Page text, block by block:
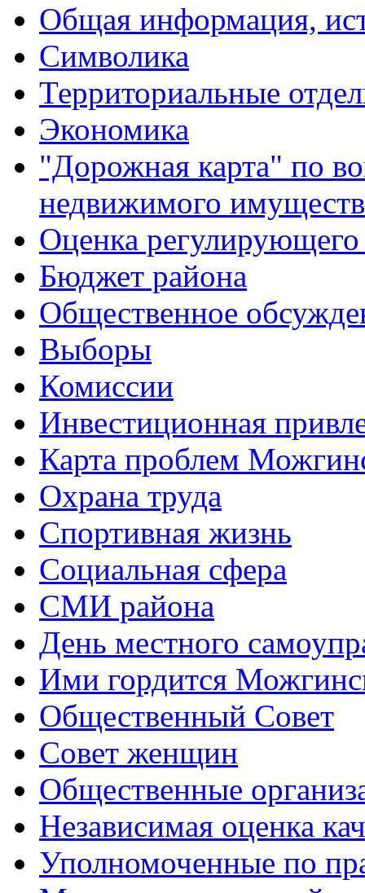
Общая информация,
Символика
Территориальные
Экономика
"Дорожная карта" по
недвижимого
Оценка регулирующего
Бюджет района
Общественное
Выборы
Комиссии
Инвестиционная
Карта проблем
Охрана труда
Спортивная жизнь
Социальная сфера
СМИ района
День местного
Ими гордится
Общественный Совет
Совет женщин
Общественные
Независимая оценка
Уполномоченные по